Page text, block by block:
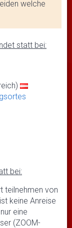
welche
statt bei:
bei:
teilnehmen von
keine Anreise
eine
(ZOOM-